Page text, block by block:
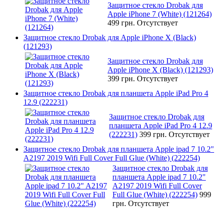
Защитное стекло Drobak для
Apple iPhone 7 (White) (121264)
499 грн. Отсутствует
Защитное стекло Drobak для Apple iPhone X (Black)
(121293)
Защитное стекло Drobak для
Apple iPhone X (Black) (121293)
399 грн. Отсутствует
Защитное стекло Drobak для планшета Apple iPad Pro 4
12.9 (222231)
Защитное стекло Drobak для
планшета Apple iPad Pro 4 12.9
(222231) 399 грн. Отсутствует
Защитное стекло Drobak для планшета Apple ipad 7 10.2"
A2197 2019 Wifi Full Cover Full Glue (White) (222254)
Защитное стекло Drobak для
планшета Apple ipad 7 10.2"
A2197 2019 Wifi Full Cover
Full Glue (White) (222254) 999
грн. Отсутствует